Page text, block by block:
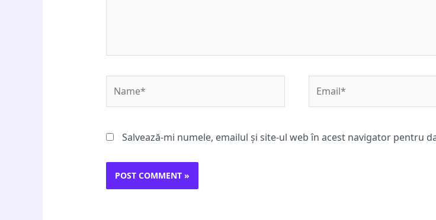
Salvează-mi numele, emailul și site-ul web în acest navigator pentru